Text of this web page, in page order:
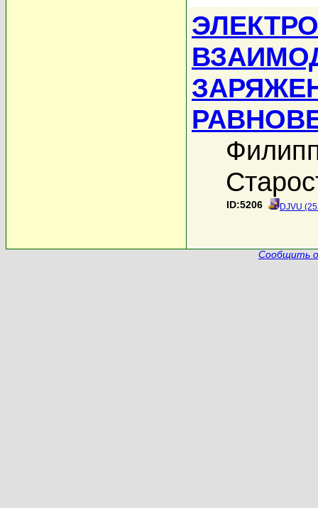
ID:5206 DJVU
Сообщить о